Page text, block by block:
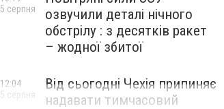
озвучили деталі нічного
обстрілу : з десятків ракет
– жодної збитої
5 серпня
Від сьогодні Чехія припиняє
надавати тимчасовий
12:04
5 серпня